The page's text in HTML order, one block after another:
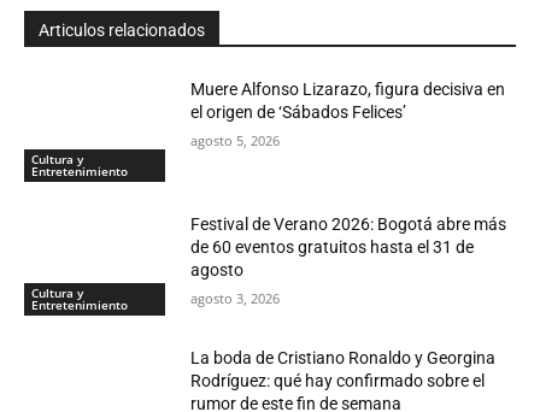
Articulos relacionados
Cultura y
Entretenimiento
Muere Alfonso Lizarazo, figura decisiva en
el origen de ‘Sábados Felices’
agosto 5, 2026
Cultura y
Entretenimiento
Festival de Verano 2026: Bogotá abre más
de 60 eventos gratuitos hasta el 31 de
agosto
agosto 3, 2026
La boda de Cristiano Ronaldo y Georgina
Rodríguez: qué hay confirmado sobre el
rumor de este fin de semana